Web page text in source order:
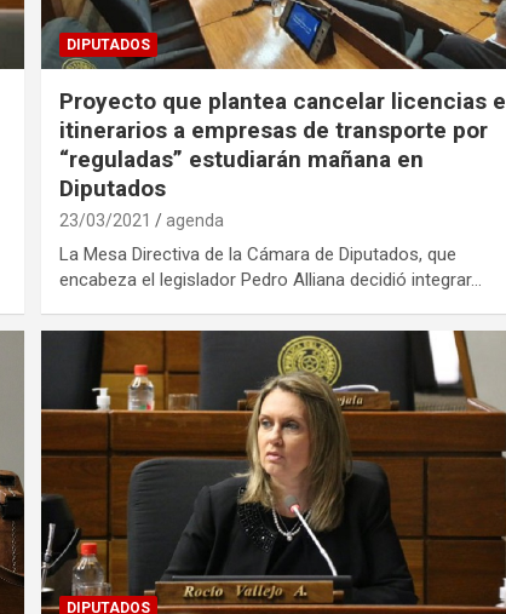
DIPUTADOS
Proyecto que plantea cancelar licencias e
itinerarios a empresas de transporte por
“reguladas” estudiarán mañana en
Diputados
23/03/2021 agenda
La Mesa Directiva de la Cámara de Diputados, que
encabeza el legislador Pedro Alliana decidió integrar…
DIPUTADOS